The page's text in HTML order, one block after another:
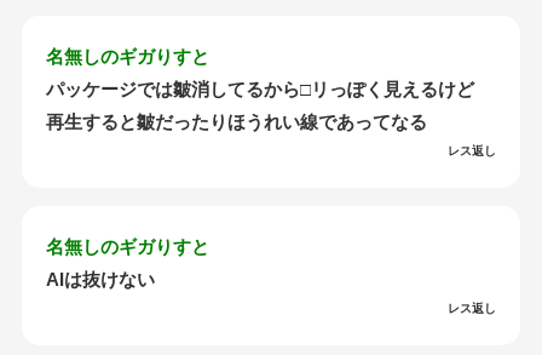
名無しのギガりすと
パッケージでは皺消してるから□リっぽく見えるけど
再生すると皺だったりほうれい線であってなる
レス返し
名無しのギガりすと
AIは抜けない
レス返し